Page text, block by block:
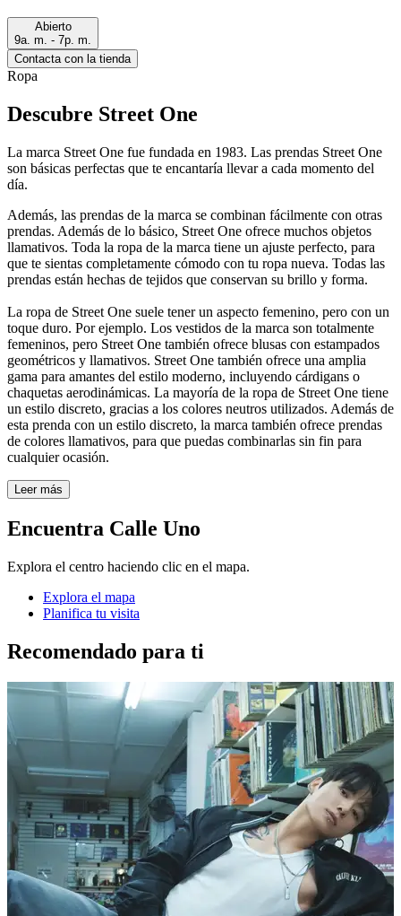
Abierto
9a. m. - 7p. m.
Contacta con la tienda
Ropa
Descubre Street One
La marca Street One fue fundada en 1983. Las prendas Street One
son básicas perfectas que te encantaría llevar a cada momento del
día.
Además, las prendas de la marca se combinan fácilmente con otras
prendas. Además de lo básico, Street One ofrece muchos objetos
llamativos. Toda la ropa de la marca tiene un ajuste perfecto, para
que te sientas completamente cómodo con tu ropa nueva. Todas las
prendas están hechas de tejidos que conservan su brillo y forma.
La ropa de Street One suele tener un aspecto femenino, pero con un
toque duro. Por ejemplo. Los vestidos de la marca son totalmente
femeninos, pero Street One también ofrece blusas con estampados
geométricos y llamativos. Street One también ofrece una amplia
gama para amantes del estilo moderno, incluyendo cárdigans o
chaquetas aerodinámicas. La mayoría de la ropa de Street One tiene
un estilo discreto, gracias a los colores neutros utilizados. Además de
esta prenda con un estilo discreto, la marca también ofrece prendas
de colores llamativos, para que puedas combinarlas sin fin para
cualquier ocasión.
Leer más
Encuentra Calle Uno
Explora el centro haciendo clic en el mapa.
Explora el mapa
Planifica tu visita
Recomendado para ti